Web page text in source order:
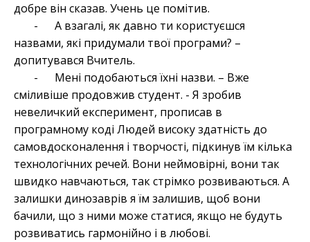
добре він сказав. Учень це помітив.
- А взагалі, як давно ти користуєшся
назвами, які придумали твої програми? –
допитувався Вчитель.
- Мені подобаються їхні назви. – Вже
сміливіше продовжив студент. - Я зробив
невеличкий експеримент, прописав в
програмному коді Людей високу здатність до
самовдосконалення і творчості, підкинув їм кілька
технологічних речей. Вони неймовірні, вони так
швидко навчаються, так стрімко розвиваються. А
залишки динозаврів я їм залишив, щоб вони
бачили, що з ними може статися, якщо не будуть
розвиватись гармонійно і в любові.